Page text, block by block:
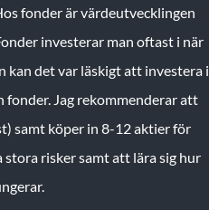
fonder är värdeutvecklingen
investerar man oftast i när
kan det var läskigt att investera i
fonder. Jag rekommenderar att
samt köper in 8-12 aktier för
risker samt att lära sig hur